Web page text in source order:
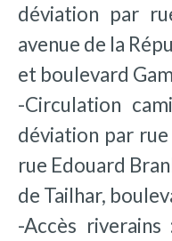
déviation par
avenue de la
et boulevard
-Circulation
déviation par rue
rue Edouard
de Tailhar,
-Accès